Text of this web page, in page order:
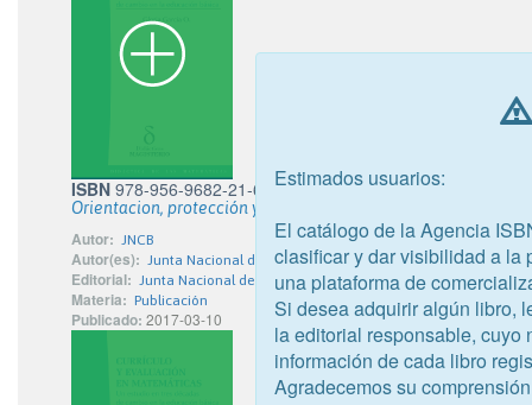
ISBN 978-956-9682-21-6
Orientacion, protección y cuidado de la salud mental de
Autor: JNCB
Autor(es): Junta Nacional de Cuerpos de Bomberos de Chile
Editorial: Junta Nacional de Cuerpos de Bomberos de Chile
Materia: Publicación
Publicado: 2017-03-10
Estimados usuarios:
El catálogo de la Agencia
clasificar y dar visibilidad a la
una plataforma de
Si desea adquirir algún libro,
la editorial responsable, cuyo
información de cada libro
Agradecemos su